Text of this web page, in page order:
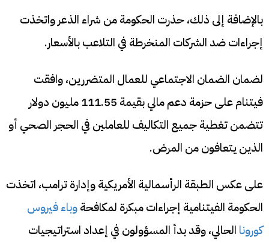
بالإضافة إلى ذلك، حذرت الحكومة من شراء الذعر واتخذت
إجراءات ضد الشركات المنخرطة في التلاعب بالأسعار.
لضمان الضمان الاجتماعي للعمال المتضررين، وافقت
فيتنام على حزمة دعم مالي بقيمة 111.55 مليون دولار
تتضمن تغطية جميع التكاليف للعاملين في الحجر الصحي أو
الذين يتعافون من المرض.
على عكس الطبقة الرأسمالية الأمريكية وإدارة ترامب، اتخذت
الحكومة الفيتنامية إجراءات مبكرة لمكافحةوباء فيروس
كورونا الحالي، وقد بدأ المسؤولون في إعداد استراتيجيات